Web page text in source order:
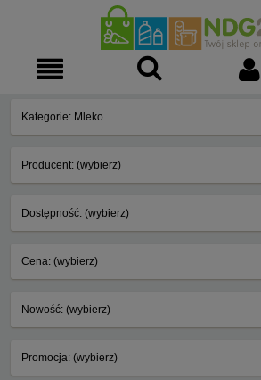
Kategorie: Mleko
Producent: (wybierz)
Dostępność: (wybierz)
Cena: (wybierz)
Nowość: (wybierz)
Promocja: (wybierz)